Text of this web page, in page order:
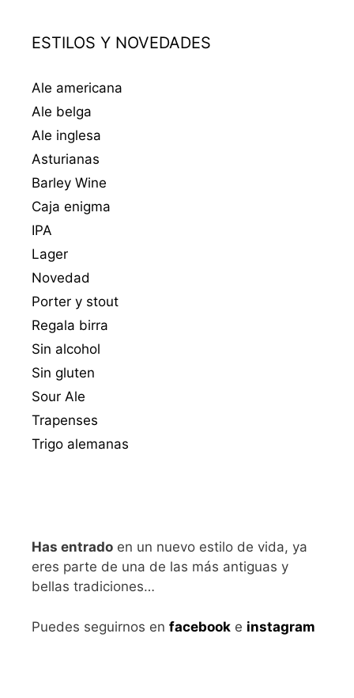
ESTILOS Y NOVEDADES
Ale americana
Ale belga
Ale inglesa
Asturianas
Barley Wine
Caja enigma
IPA
Lager
Novedad
Porter y stout
Regala birra
Sin alcohol
Sin gluten
Sour Ale
Trapenses
Trigo alemanas
Has entrado en un nuevo estilo de vida, ya
eres parte de una de las más antiguas y
bellas tradiciones…
Puedes seguirnos en facebook e instagram